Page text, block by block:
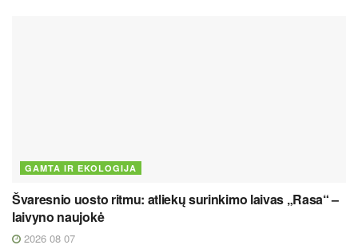
GAMTA IR EKOLOGIJA
Švaresnio uosto ritmu: atliekų surinkimo laivas „Rasa“ –
laivyno naujokė
2026 08 07